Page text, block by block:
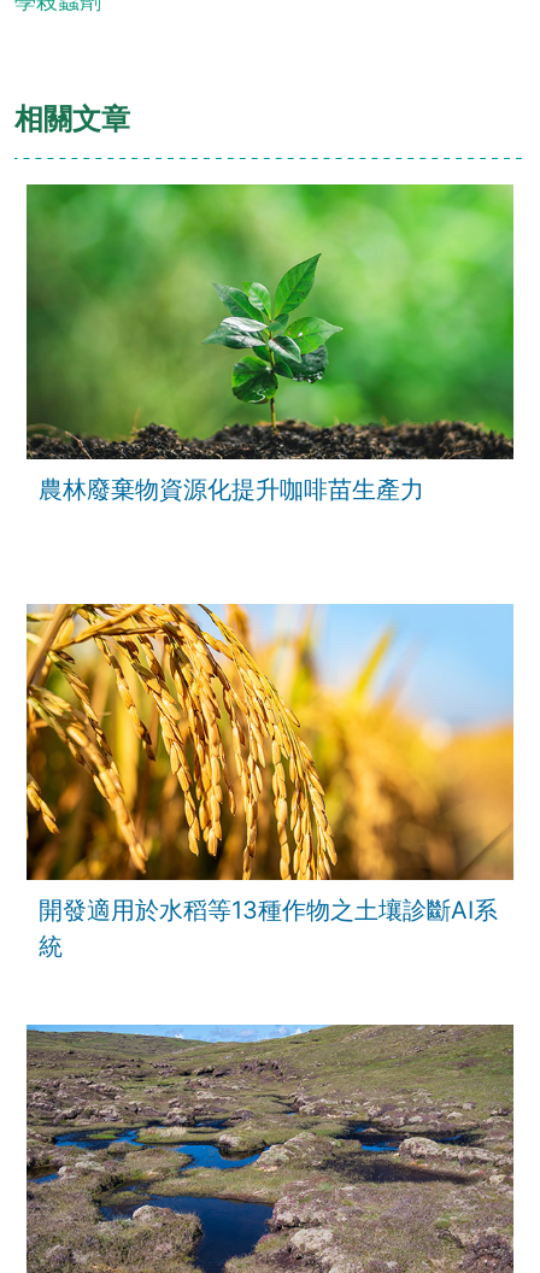
相關文章
農林廢棄物資源化提升咖啡苗生產力
開發適用於水稻等13種作物之土壤診斷AI系
統